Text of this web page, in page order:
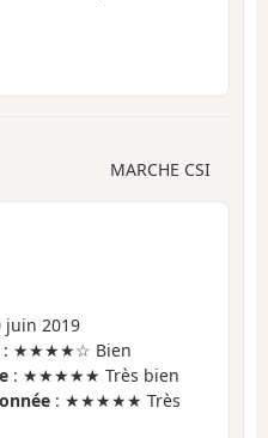
MARCHE CSI
juin 2019
: ★★★★☆ Bien
: ★★★★★ Très bien
: ★★★★★ Très